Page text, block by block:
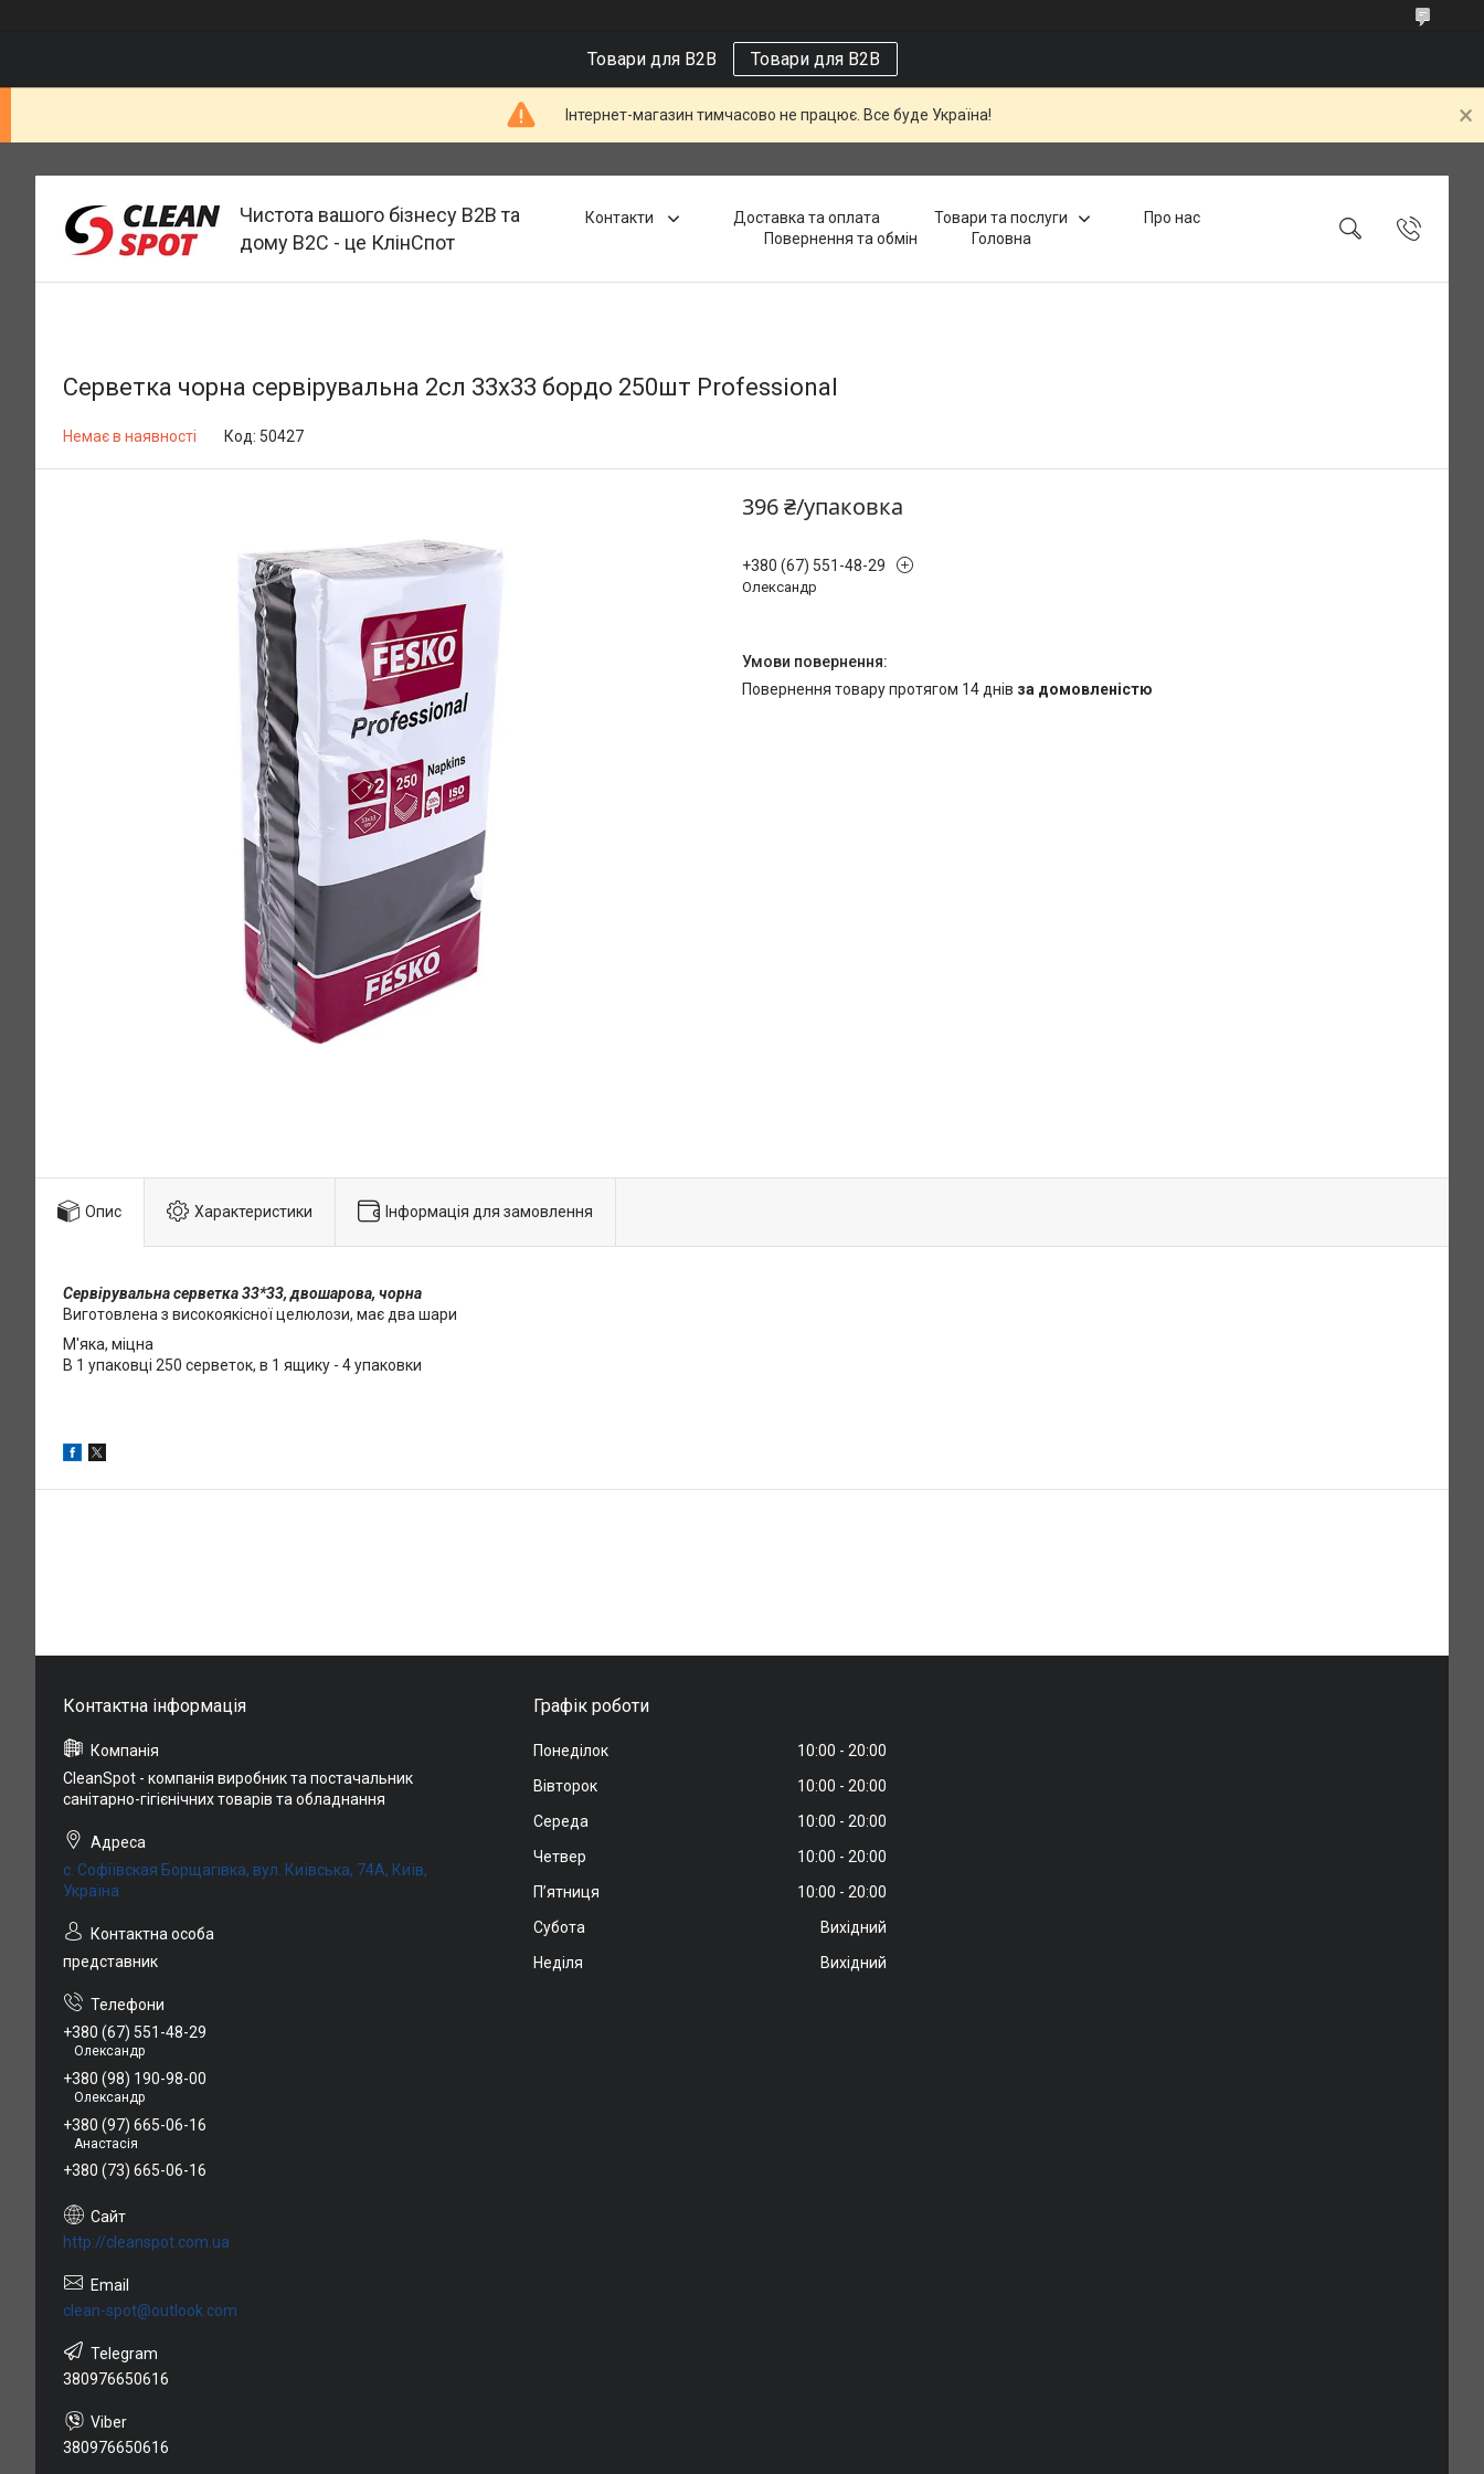
Товари для B2B Товари для B2B
Інтернет-магазин тимчасово не працює. Все буде Україна!
Чистота вашого бізнесу B2B та
дому B2C - це КлінСпот
Контакти Доставка та оплата Товари та послуги
Про нас
Повернення та обмін
Головна
Серветка чорна сервірувальна 2сл 33х33 бордо 250шт Professional
Немає в наявності Код: 50427
396 ₴/упаковка
+380 (67) 551-48-29
Олександр
повернення товару протягом 14 днів за домовленістю
Опис Характеристики Інформація для замовлення
Сервірувальна серветка 33*33, двошарова, чорна
Виготовлена з високоякісної целюлози, має два шари
М'яка, міцна
В 1 упаковці 250 серветок, в 1 ящику - 4 упаковки
CleanSpot - компанія виробник та постачальник
санітарно-гігієнічних товарів та обладнання
с. Софіївская Борщагівка, вул. Київська, 74А, Київ,
Україна
представник
+380 (67) 551-48-29
Олександр
+380 (98) 190-98-00
Олександр
+380 (97) 665-06-16
Анастасія
+380 (73) 665-06-16
http://cleanspot.com.ua
clean-spot@outlook.com
380976650616
380976650616
Графік роботи
Понеділок 10:00
20:00
Вівторок
10:00
20:00
Середа
10:00
20:00
Четвер
10:00
20:00
Пʼятниця
10:00
20:00
Субота
Вихідний
Неділя
Вихідний